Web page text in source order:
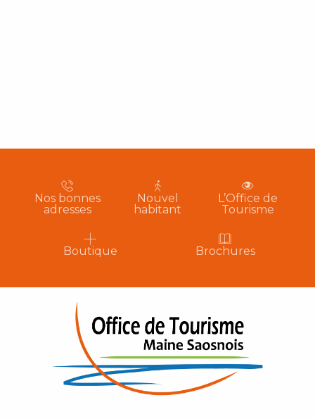
Nos bonnes
adresses
Nouvel
habitant
L’Office de
Tourisme
Boutique Brochures